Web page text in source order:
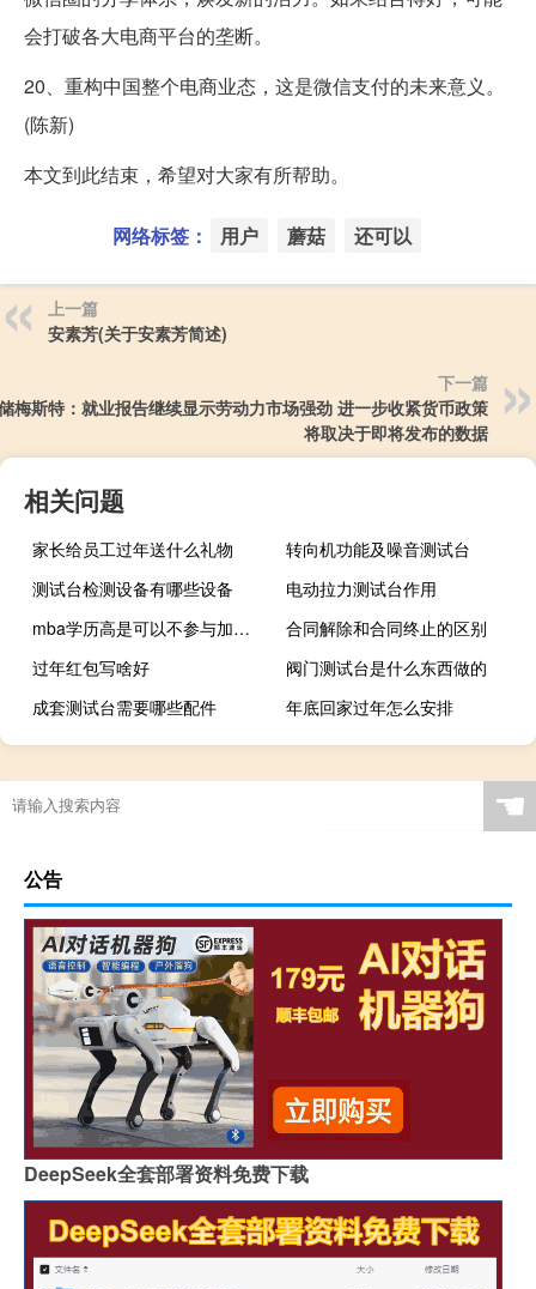
会打破各大电商平台的垄断。
20、重构中国整个电商业态，这是微信支付的未来意义。
(陈新)
本文到此结束，希望对大家有所帮助。
网络标签： 用户 蘑菇 还可以
上一篇
安素芳(关于安素芳简述)
下一篇
梅斯特：就业报告继续显示劳动力市场强劲 进一步收紧货币政策
将取决于即将发布的数据
相关问题
家长给员工过年送什么礼物
转向机功能及噪音测试台
测试台检测设备有哪些设备
电动拉力测试台作用
mba学历高是可以不参与加试的吗
合同解除和合同终止的区别
过年红包写啥好
阀门测试台是什么东西做的
成套测试台需要哪些配件
年底回家过年怎么安排
☚
公告
DeepSeek全套部署资料免费下载